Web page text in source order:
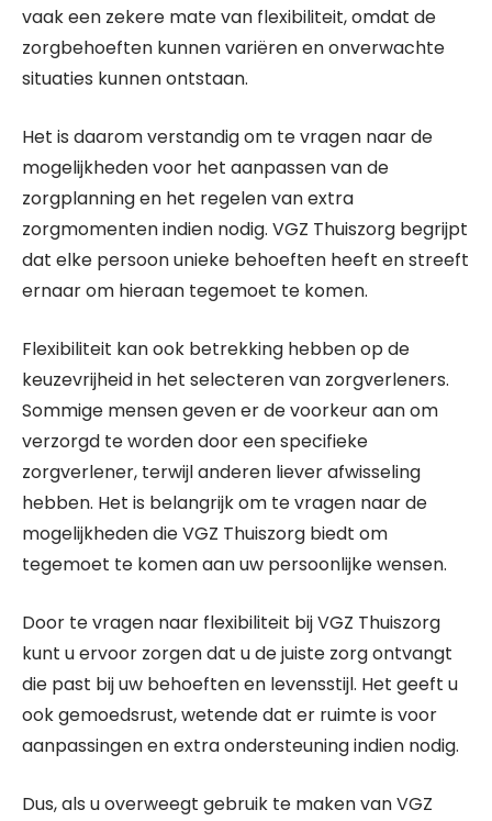
vaak een zekere mate van flexibiliteit, omdat de
zorgbehoeften kunnen variëren en onverwachte
situaties kunnen ontstaan.
Het is daarom verstandig om te vragen naar de
mogelijkheden voor het aanpassen van de
zorgplanning en het regelen van extra
zorgmomenten indien nodig. VGZ Thuiszorg begrijpt
dat elke persoon unieke behoeften heeft en streeft
ernaar om hieraan tegemoet te komen.
Flexibiliteit kan ook betrekking hebben op de
keuzevrijheid in het selecteren van zorgverleners.
Sommige mensen geven er de voorkeur aan om
verzorgd te worden door een specifieke
zorgverlener, terwijl anderen liever afwisseling
hebben. Het is belangrijk om te vragen naar de
mogelijkheden die VGZ Thuiszorg biedt om
tegemoet te komen aan uw persoonlijke wensen.
Door te vragen naar flexibiliteit bij VGZ Thuiszorg
kunt u ervoor zorgen dat u de juiste zorg ontvangt
die past bij uw behoeften en levensstijl. Het geeft u
ook gemoedsrust, wetende dat er ruimte is voor
aanpassingen en extra ondersteuning indien nodig.
Dus, als u overweegt gebruik te maken van VGZ